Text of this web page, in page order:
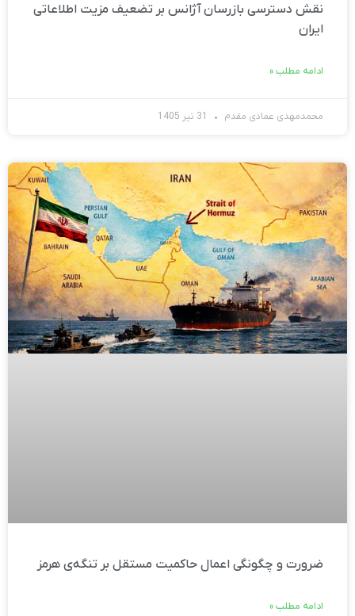
نقش دسترسی بازرسان آژانس بر تضعیف مزیت اطلاعاتی
ایران
ادامه مطلب »
محمدمهدی عمادی مقدم
ضرورت و چگونگی اعمال حاکمیت مستقل بر تنگه‌ی هرمز
ادامه مطلب »